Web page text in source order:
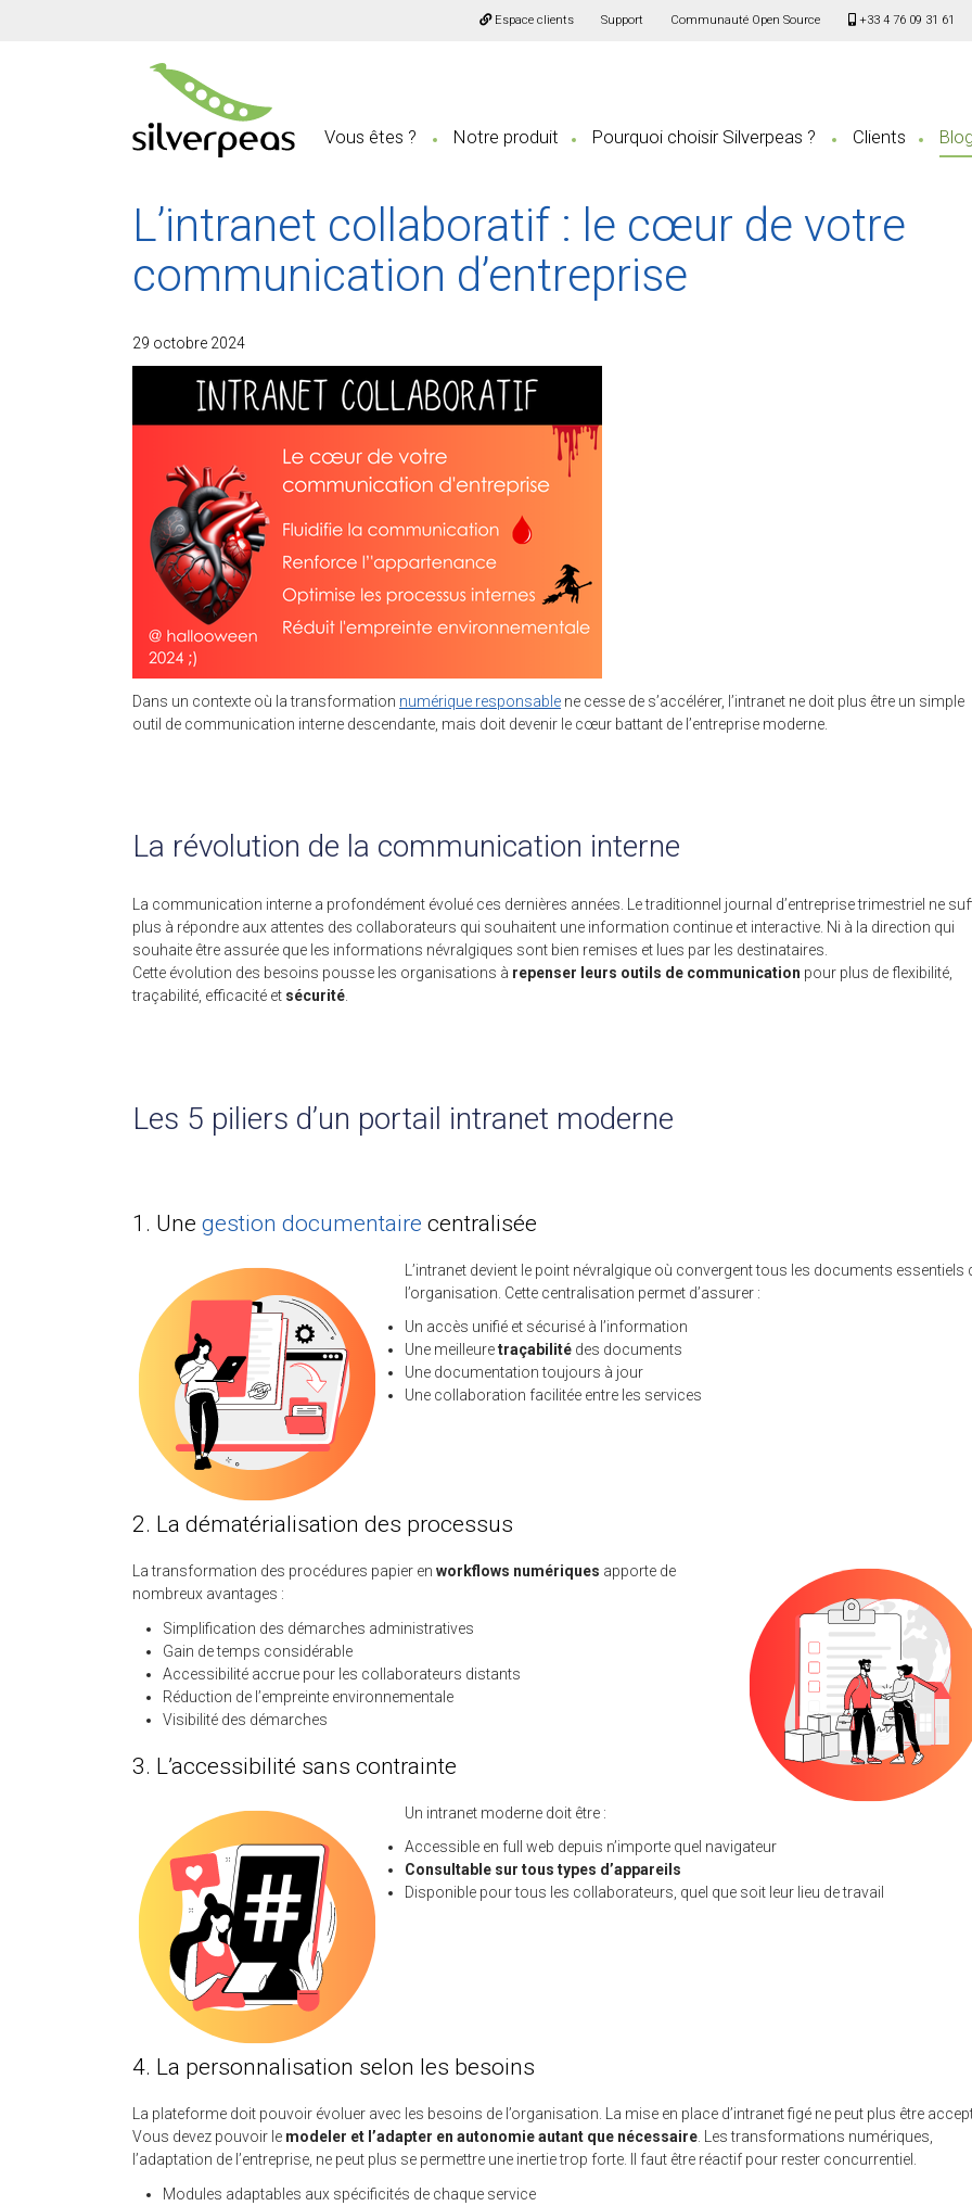
Espace clients Support Communauté Open Source +33 4 76 09 31 61
Vous êtes ? Notre produit Pourquoi choisir Silverpeas ? Clients
L’intranet collaboratif : le cœur de votre
communication d’entreprise
29 octobre 2024
Dans un contexte où la transformation numérique responsable ne cesse de s’accélérer, l’intranet ne doit plus être un simple
outil de communication interne descendante, mais doit devenir le cœur battant de l’entreprise moderne.
La révolution de la communication interne
La communication interne a profondément évolué ces dernières années. Le traditionnel journal d’entreprise trimestriel ne
plus à répondre aux attentes des collaborateurs qui souhaitent une information continue et interactive. Ni à la direction qui
souhaite être assurée que les informations névralgiques sont bien remises et lues par les destinataires.
Cette évolution des besoins pousse les organisations à repenser leurs outils de communication pour plus de flexibilité,
traçabilité, efficacité et sécurité
Les 5 piliers d’un portail intranet moderne
1. Une gestion documentaire centralisée
L’intranet devient le point névralgique où convergent tous les documents essentiels
l’organisation. Cette centralisation permet d’assurer :
Un accès unifié et sécurisé à l’information
Une meilleuretraçabilité des documents
Une documentation toujours à jour
Une collaboration facilitée entre les services
2. La dématérialisation des processus
La transformation des procédures papier en workflows numériques apporte de
nombreux avantages :
Simplification des démarches administratives
Gain de temps considérable
Accessibilité accrue pour les collaborateurs distants
Réduction de l’empreinte environnementale
Visibilité des démarches
3. L’accessibilité sans contrainte
Un intranet moderne doit être :
Accessible en full web depuis n’importe quel navigateur
Consultable sur tous types d’appareils
Disponible pour tous les collaborateurs, quel que soit leur lieu de travail
4. La personnalisation selon les besoins
La plateforme doit pouvoir évoluer avec les besoins de l’organisation. La mise en place d’intranet figé ne peut plus être
Vous devez pouvoir le modeler et l’adapter en autonomie autant que nécessaire . Les transformations numériques,
l’adaptation de l’entreprise, ne peut plus se permettre une inertie trop forte. Il faut être réactif pour rester concurrentiel.
Modules adaptables aux spécificités de chaque service